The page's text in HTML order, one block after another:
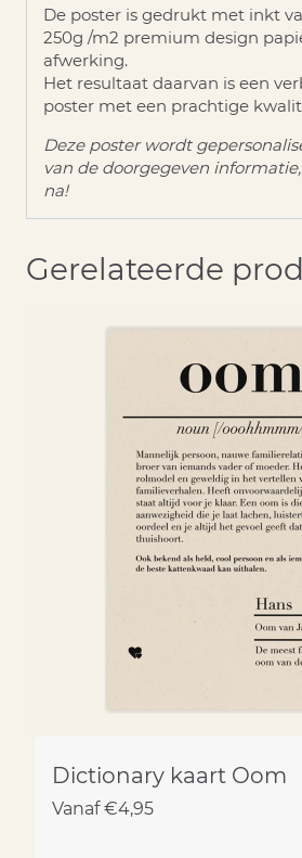
De poster is gedrukt met inkt
250g /m2 premium design
afwerking.
Het resultaat daarvan is een
poster met een prachtige
Deze poster wordt
van de doorgegeven
na!
Gerelateerde
Dictionary kaart Oom
Vanaf €4,95